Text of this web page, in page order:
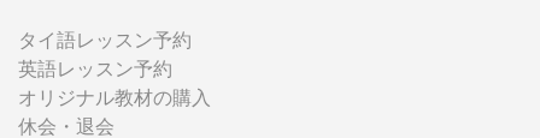
タイ語レッスン予約
英語レッスン予約
オリジナル教材の購入
休会・退会